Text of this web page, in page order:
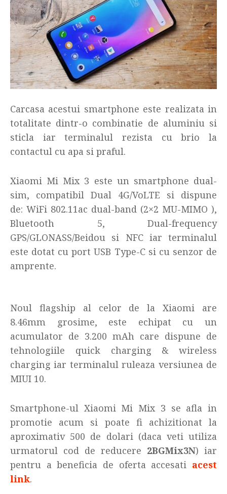
Carcasa acestui smartphone este realizata in
totalitate dintr-o combinatie de aluminiu si
sticla iar terminalul rezista cu brio la
contactul cu apa si praful.
Xiaomi Mi Mix 3 este un smartphone dual-
sim, compatibil Dual 4G/VoLTE si dispune
de: WiFi 802.11ac dual-band (2×2 MU-MIMO ),
Bluetooth 5, Dual-frequency
GPS/GLONASS/Beidou si NFC iar terminalul
este dotat cu port USB Type-C si cu senzor de
amprente.
Noul flagship al celor de la Xiaomi are
8.46mm grosime, este echipat cu un
acumulator de 3.200 mAh care dispune de
tehnologiile quick charging & wireless
charging iar terminalul ruleaza versiunea de
MIUI 10.
Smartphone-ul Xiaomi Mi Mix 3 se afla in
promotie acum si poate fi achizitionat la
aproximativ 500 de dolari (daca veti utiliza
urmatorul cod de reducere 2BGMix3N) iar
pentru a beneficia de oferta accesati acest
link.